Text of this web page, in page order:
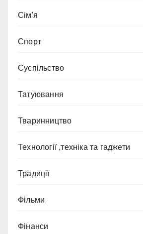
Сім'я
Спорт
Суспільство
Татуювання
Тваринництво
Технології ,техніка та гаджети
Традиції
Фільми
Фінанси